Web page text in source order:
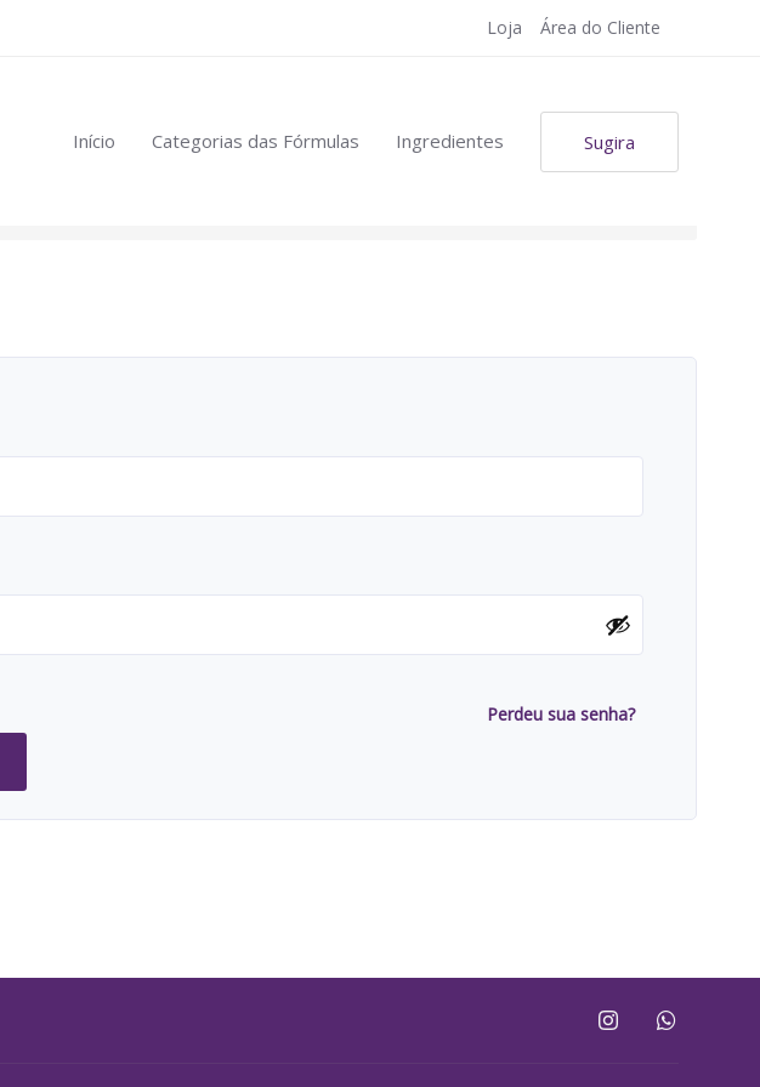
Loja Área do Cliente
Início Categorias das Fórmulas Ingredientes Sugira
Perdeu sua senha?